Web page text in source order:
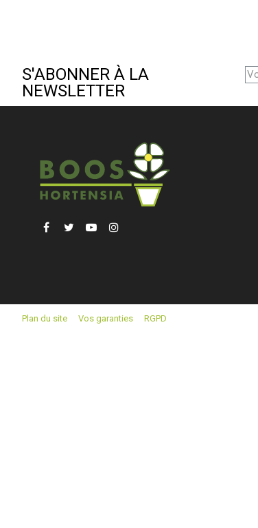
S'ABONNER À LA
NEWSLETTER
Facebook
Twitter YouTube
Plan du site Vos garanties RGPD